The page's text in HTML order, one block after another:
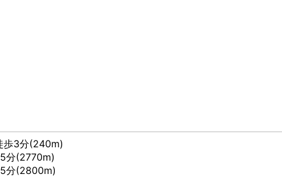
歩3分(240m)
分(2770m)
分(2800m)